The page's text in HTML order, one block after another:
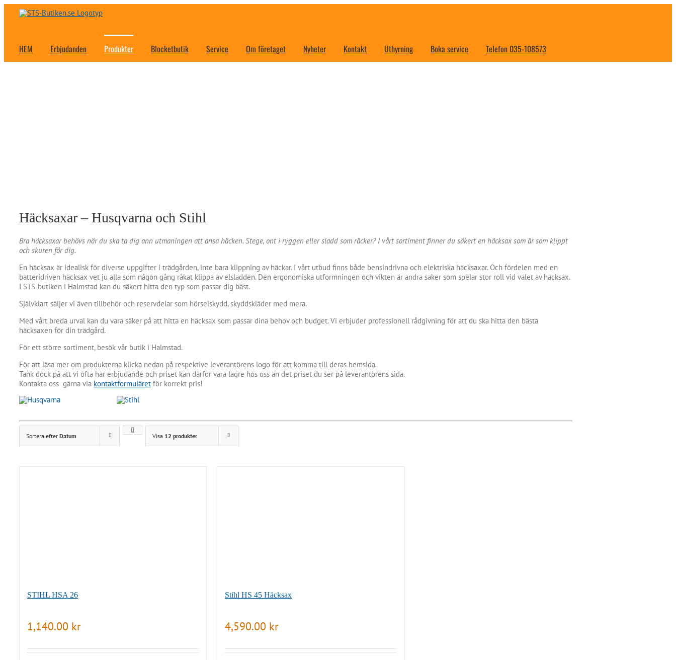
Fortsätt
HEM Erbjudanden Produkter Blocketbutik Service Om företaget Nyheter Kontakt Uthyrning Boka service Telefon 035-108573
Häcksaxar – Husqvarna och Stihl
Bra häcksaxar behövs när du ska ta dig ann utmaningen att ansa häcken. Stege, ont i ryggen eller sladd som räcker? I vårt sortiment finner du säkert en häcksax som är som klippt
och skuren för dig.
En häcksax är idealisk för diverse uppgifter i trädgården, inte bara klippning av häckar. I vårt utbud finns både bensindrivna och elektriska häcksaxar. Och fördelen med en
batteridriven häcksax vet ju alla som någon gång råkat klippa av elsladden. Den ergonomiska utformningen och vikten är andra saker som spelar stor roll vid valet av häcksax.
I STS-butiken i Halmstad kan du säkert hitta den typ som passar dig bäst.
Självklart säljer vi även tillbehör och reservdelar som hörselskydd, skyddskläder med mera.
Med vårt breda urval kan du vara säker på att hitta en häcksax som passar dina behov och budget. Vi erbjuder professionell rådgivning för att du ska hitta den bästa
häcksaxen för din trädgård.
För ett större sortiment, besök vår butik i Halmstad.
För att läsa mer om produkterna klicka nedan på respektive leverantörens logo för att komma till deras hemsida.
Tänk dock på att vi ofta har erbjudande och priset kan därför vara lägre hos oss än det priset du ser på leverantörens sida.
Kontakta oss gärna via kontaktformuläret för korrekt pris!
Sortera efter Datum Visa 12 produkter
STIHL HSA 26
1,140.00 kr
Stihl HS 45 Häcksax
4,590.00 kr